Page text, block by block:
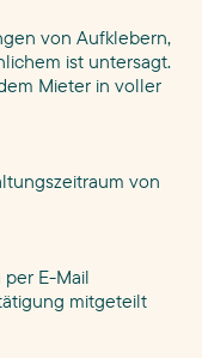
von Aufklebern,
ist untersagt.
Mieter in voller
von
E-Mail
mitgeteilt